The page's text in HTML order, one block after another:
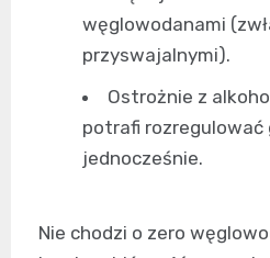
węglowodanami
przyswajalnymi).
Ostrożnie z
potrafi rozregulować
jednocześnie.
Nie chodzi o zero